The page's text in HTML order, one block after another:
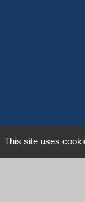
This site uses